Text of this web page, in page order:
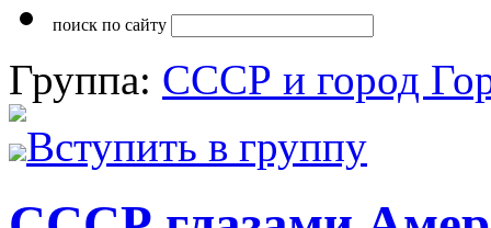
поиск по сайту
Группа: СССР и город
Вступить в группу